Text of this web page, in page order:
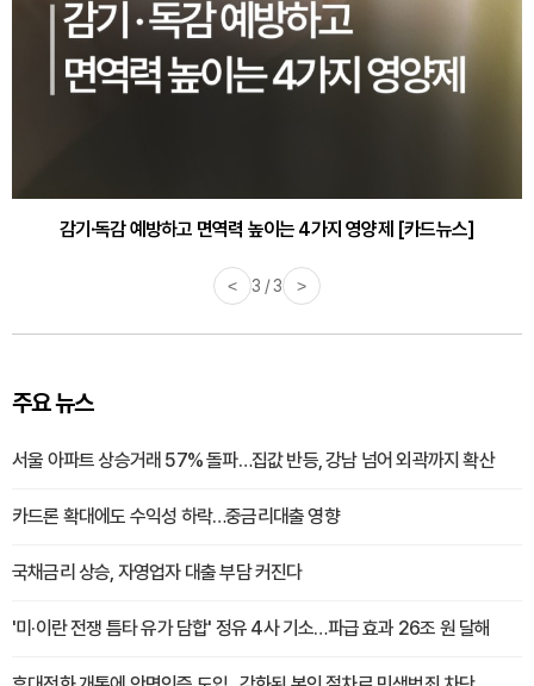
감기·독감 예방하고 면역력 높이는 4가지 영양제 [카드뉴스]
< 3 / 3 >
주요 뉴스
서울 아파트 상승거래 57% 돌파…집값 반등, 강남 넘어 외곽까지 확산
카드론 확대에도 수익성 하락…중금리대출 영향
국채금리 상승, 자영업자 대출 부담 커진다
'미·이란 전쟁 틈타 유가 담합' 정유 4사 기소…파급 효과 26조 원 달해